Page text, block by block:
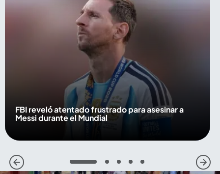
FBI reveló atentado frustrado para asesinar a
Messi durante el Mundial
1 2 3 4 5